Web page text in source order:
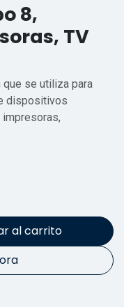
8,
TV
que se utiliza para
dispositivos
al carrito